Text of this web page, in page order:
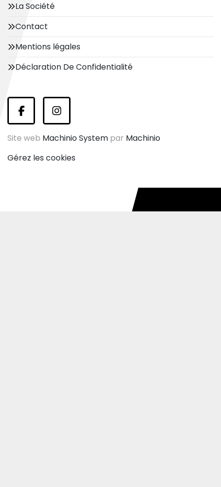
La Société
Contact
Mentions légales
Déclaration De Confidentialité
facebookinstagram
Site web Machinio System par Machinio
Gérez les cookies